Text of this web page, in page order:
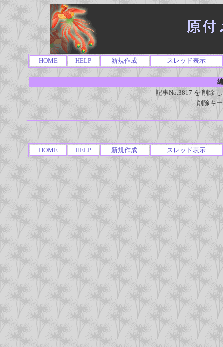
HOME HELP 新規作成 スレッド表示
記事No.3817 を 削除
削除キ
HOME HELP 新規作成 スレッド表示